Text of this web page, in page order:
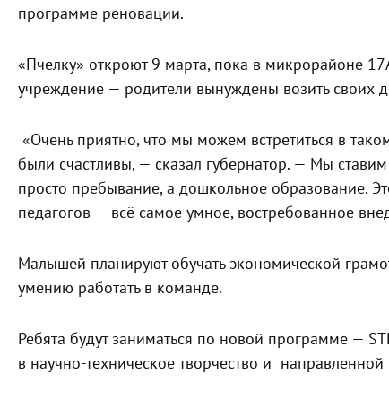
программе реновации.
«Пчелку» откроют 9 марта, пока в микрорайоне
учреждение — родители вынуждены возить своих
«Очень приятно, что мы можем встретиться в
были счастливы, — сказал губернатор. — Мы
просто пребывание, а дошкольное образование.
педагогов — всё самое умное, востребованное
Малышей планируют обучать экономической
умению работать в команде.
Ребята будут заниматься по новой программе —
в научно-техническое творчество и